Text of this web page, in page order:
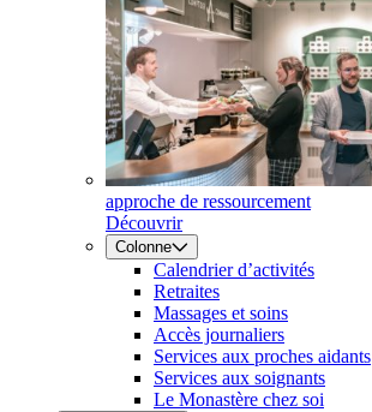
approche de ressourcement
Découvrir
Colonne
Calendrier d’activités
Retraites
Massages et soins
Accès journaliers
Services aux proches aidants
Services aux soignants
Le Monastère chez soi